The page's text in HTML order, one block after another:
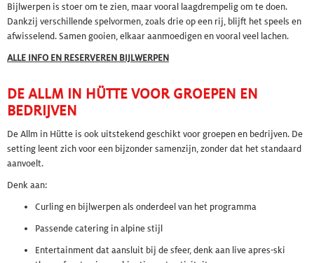
Bijlwerpen is stoer om te zien, maar vooral laagdrempelig om te doen.
Dankzij verschillende spelvormen, zoals drie op een rij, blijft het speels en
afwisselend. Samen gooien, elkaar aanmoedigen en vooral veel lachen.
ALLE INFO EN RESERVEREN BIJLWERPEN
DE ALLM IN HÜTTE VOOR GROEPEN EN
BEDRIJVEN
De Allm in Hütte is ook uitstekend geschikt voor groepen en bedrijven. De
setting leent zich voor een bijzonder samenzijn, zonder dat het standaard
aanvoelt.
Denk aan:
Curling en bijlwerpen als onderdeel van het programma
Passende catering in alpine stijl
Entertainment dat aansluit bij de sfeer, denk aan live apres-ski